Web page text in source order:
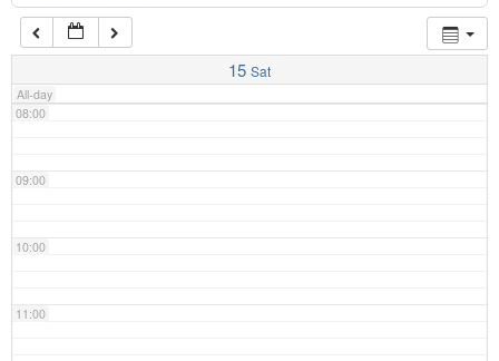
15 Sat
All-day
07:00
08:00
09:00
10:00
11:00